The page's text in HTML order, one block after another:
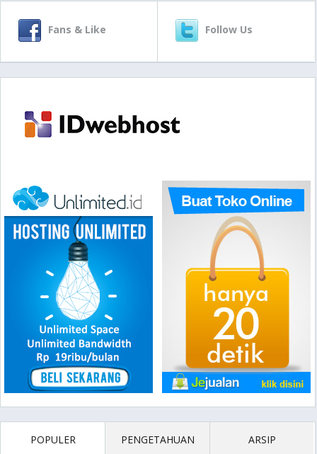
Fans & Like Follow Us
POPULER PENGETAHUAN ARSIP